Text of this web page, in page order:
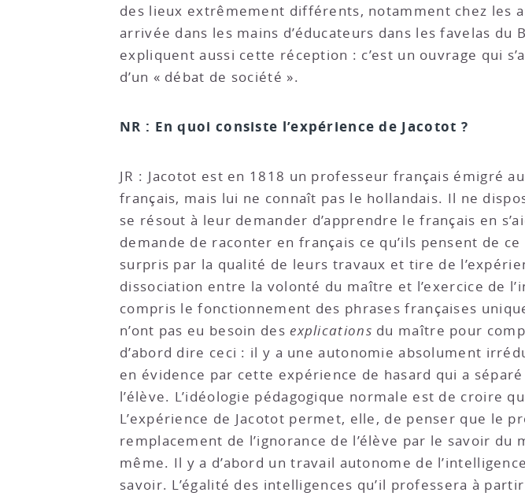
des lieux extrêmement différents, notamment chez les
arrivée dans les mains d’éducateurs dans les favelas
expliquent aussi cette réception : c’est un ouvrage qui
d’un « débat de société ».
NR : En quoi consiste l’expérience de Jacotot ?
JR : Jacotot est en 1818 un professeur français émigré
français, mais lui ne connaît pas le hollandais. Il ne
se résout à leur demander d’apprendre le français en
demande de raconter en français ce qu’ils pensent de
surpris par la qualité de leurs travaux et tire de
dissociation entre la volonté du maître et l’exercice de
compris le fonctionnement des phrases françaises
n’ont pas eu besoin desexplications du maître pour
d’abord dire ceci : il y a une autonomie absolument
en évidence par cette expérience de hasard qui a
l’élève. L’idéologie pédagogique normale est de croire
L’expérience de Jacotot permet, elle, de penser que le
remplacement de l’ignorance de l’élève par le savoir
même. Il y a d’abord un travail autonome de
savoir. L’égalité des intelligences qu’il professera à